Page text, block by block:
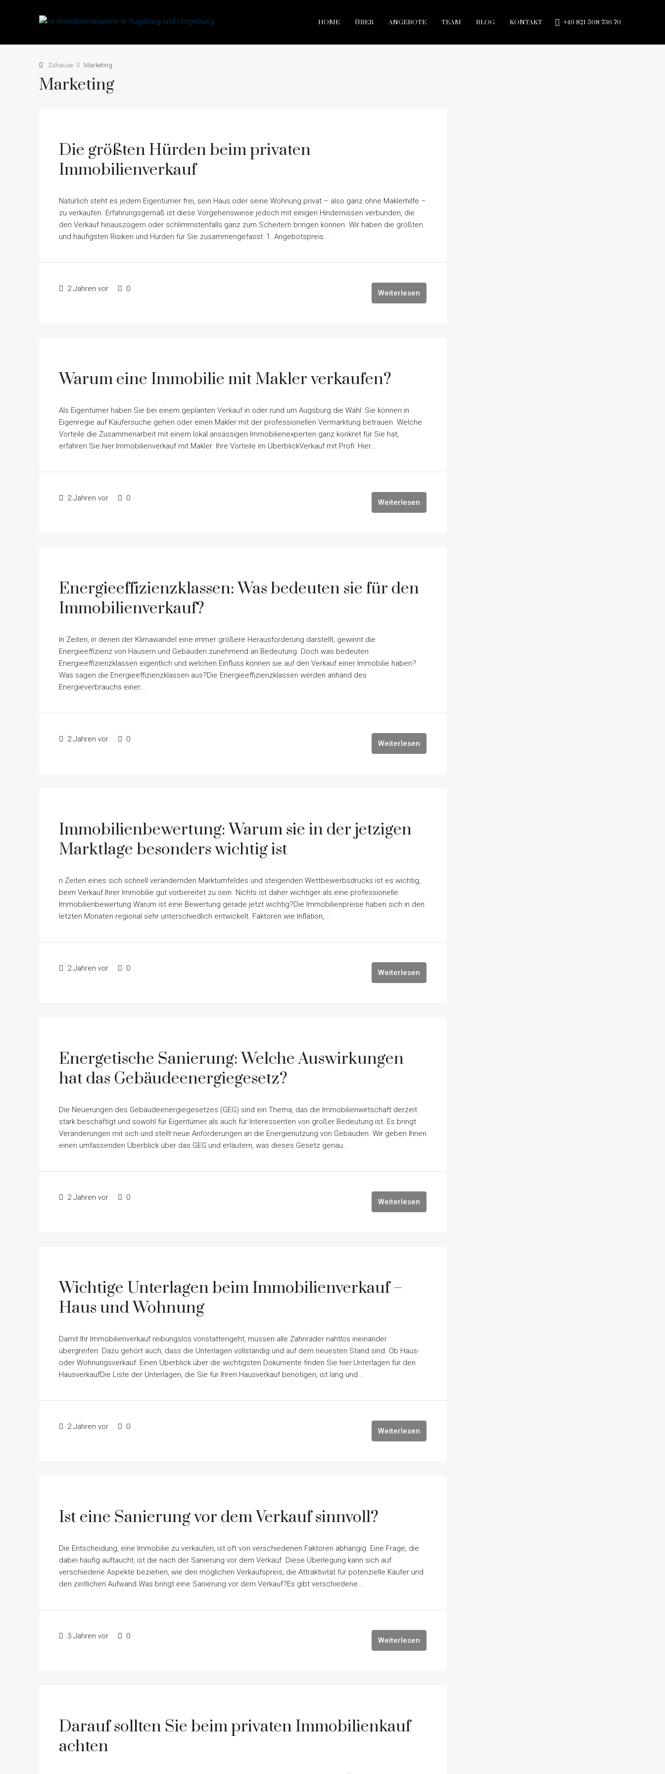
HOME ÜBER ANGEBOTE TEAM BLOG KONTAKT +49 821 508 736 70
Zuhause Marketing
Marketing
Die größten Hürden beim privaten
Immobilienverkauf
Natürlich steht es jedem Eigentümer frei, sein Haus oder seine Wohnung privat – also ganz ohne Maklerhilfe –
zu verkaufen. Erfahrungsgemäß ist diese Vorgehensweise jedoch mit einigen Hindernissen verbunden, die
den Verkauf hinauszögern oder schlimmstenfalls ganz zum Scheitern bringen können. Wir haben die größten
und häufigsten Risiken und Hürden für Sie zusammengefasst: 1. Angebotspreis...
2 Jahren vor 0 Weiterlesen
Warum eine Immobilie mit Makler verkaufen?
Als Eigentümer haben Sie bei einem geplanten Verkauf in oder rund um Augsburg die Wahl: Sie können in
Eigenregie auf Käufersuche gehen oder einen Makler mit der professionellen Vermarktung betrauen. Welche
Vorteile die Zusammenarbeit mit einem lokal ansässigen Immobilienexperten ganz konkret für Sie hat,
erfahren Sie hier.Immobilienverkauf mit Makler: Ihre Vorteile im ÜberblickVerkauf mit Profi: Hier...
2 Jahren vor 0 Weiterlesen
Energieeffizienzklassen: Was bedeuten sie für den
Immobilienverkauf?
In Zeiten, in denen der Klimawandel eine immer größere Herausforderung darstellt, gewinnt die
Energieeffizienz von Häusern und Gebäuden zunehmend an Bedeutung. Doch was bedeuten
Energieeffizienzklassen eigentlich und welchen Einfluss können sie auf den Verkauf einer Immobilie haben?
Was sagen die Energieeffizienzklassen aus?Die Energieeffizienzklassen werden anhand des
Energieverbrauchs einer...
2 Jahren vor 0 Weiterlesen
Immobilienbewertung: Warum sie in der jetzigen
Marktlage besonders wichtig ist
n Zeiten eines sich schnell verändernden Marktumfeldes und steigenden Wettbewerbsdrucks ist es wichtig,
beim Verkauf Ihrer Immobilie gut vorbereitet zu sein. Nichts ist daher wichtiger als eine professionelle
Immobilienbewertung.Warum ist eine Bewertung gerade jetzt wichtig?Die Immobilienpreise haben sich in den
letzten Monaten regional sehr unterschiedlich entwickelt. Faktoren wie Inflation,...
2 Jahren vor 0 Weiterlesen
Energetische Sanierung: Welche Auswirkungen
hat das Gebäudeenergiegesetz?
Die Neuerungen des Gebäudeenergiegesetzes (GEG) sind ein Thema, das die Immobilienwirtschaft derzeit
stark beschäftigt und sowohl für Eigentümer als auch für Interessenten von großer Bedeutung ist. Es bringt
Veränderungen mit sich und stellt neue Anforderungen an die Energienutzung von Gebäuden. Wir geben Ihnen
einen umfassenden Überblick über das GEG und erläutern, was dieses Gesetz genau...
2 Jahren vor 0 Weiterlesen
Wichtige Unterlagen beim Immobilienverkauf –
Haus und Wohnung
Damit Ihr Immobilienverkauf reibungslos vonstattengeht, müssen alle Zahnräder nahtlos ineinander
übergreifen. Dazu gehört auch, dass die Unterlagen vollständig und auf dem neuesten Stand sind. Ob Haus-
oder Wohnungsverkauf: Einen Überblick über die wichtigsten Dokumente finden Sie hier.Unterlagen für den
HausverkaufDie Liste der Unterlagen, die Sie für Ihren Hausverkauf benötigen, ist lang und...
2 Jahren vor 0 Weiterlesen
Ist eine Sanierung vor dem Verkauf sinnvoll?
Die Entscheidung, eine Immobilie zu verkaufen, ist oft von verschiedenen Faktoren abhängig. Eine Frage, die
dabei häufig auftaucht, ist die nach der Sanierung vor dem Verkauf. Diese Überlegung kann sich auf
verschiedene Aspekte beziehen, wie den möglichen Verkaufspreis, die Attraktivität für potenzielle Käufer und
den zeitlichen Aufwand.Was bringt eine Sanierung vor dem Verkauf?Es gibt verschiedene...
3 Jahren vor 0 Weiterlesen
Darauf sollten Sie beim privaten Immobilienkauf
achten